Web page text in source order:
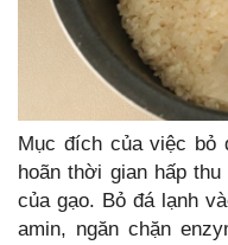
Mục đích của việc bỏ
hoãn thời gian hấp
của gạo. Bỏ đá lạnh
amin, ngăn chặn